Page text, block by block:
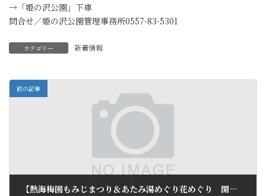
→「姫の沢公園」下車
問合せ／姫の沢公園管理事務所0557-83-5301
カテゴリー 新着情報
前の記事
【熱海梅園もみじまつり＆あたみ湯めぐり花めぐり 開幕！】